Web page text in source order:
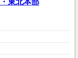
東北本部